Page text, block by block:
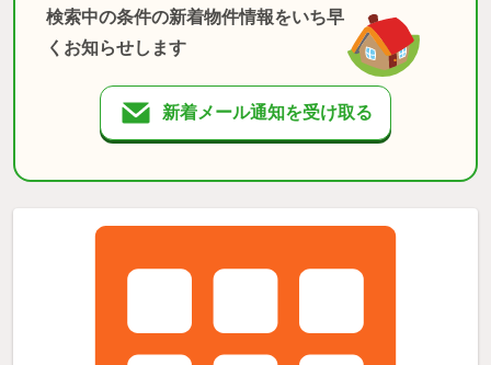
検索中の条件の新着物件情報をいち早
くお知らせします
新着メール通知を受け取る